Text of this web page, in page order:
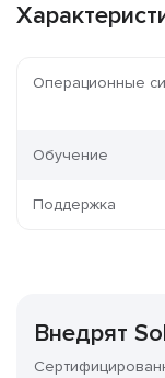
Операционные
Обучение
Поддержка
Внедрят